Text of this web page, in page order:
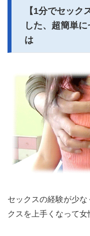
【1分でセック
した、超簡単
は
セックスの経験が少
クスを上手くなって女